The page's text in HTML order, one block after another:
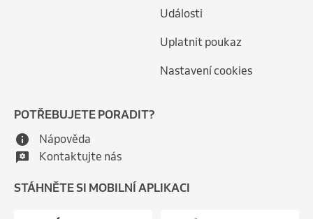
Události
Uplatnit poukaz
Nastavení cookies
POTŘEBUJETE PORADIT?
Nápověda
Kontaktujte nás
STÁHNĚTE SI MOBILNÍ APLIKACI